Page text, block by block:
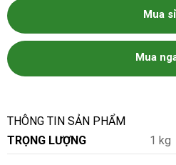
Mua sỉ
Mua
THÔNG TIN SẢN PHẨM
TRỌNG LƯỢNG
1 kg